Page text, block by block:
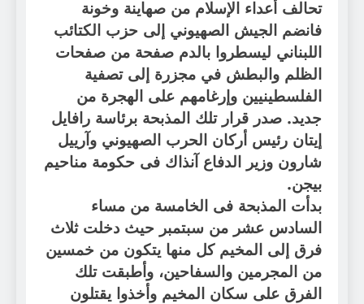
تحالف أعداء الإسلام من صهاينة وخونة
فانضم الجيش الصهيوني إلى حزب الكتائب
اللبناني ليسطروا بالدم صفحة من صفحات
الظلم والبطش في مجزرة إلى تصفية
الفلسطينيين وإرغامهم على الهجرة من
جديد. صدر قرار تلك المذبحة برئاسة رافايل
إيتان رئيس أركان الحرب الصهيوني وآرييل
شارون وزير الدفاع آنذاك فى حكومة مناحيم
بيجن.
بدأت المذبحة فى الخامسة من مساء
السادس عشر من سبتمبر حيث دخلت ثلاث
فرق إلى المخيم كل منها يتكون من خمسين
من المجرمين والسفاحين، وأطبقت تلك
الفرق على سكان المخيم وأخذوا يقتلون